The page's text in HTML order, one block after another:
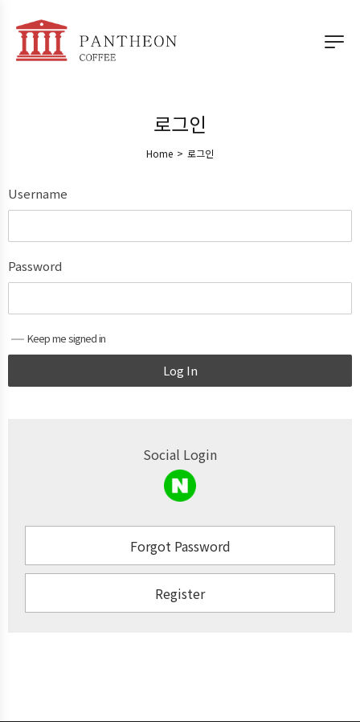
로그인
Home > 로그인
Username
Password
Keep me signed in
Log In
Social Login
Forgot Password
Register